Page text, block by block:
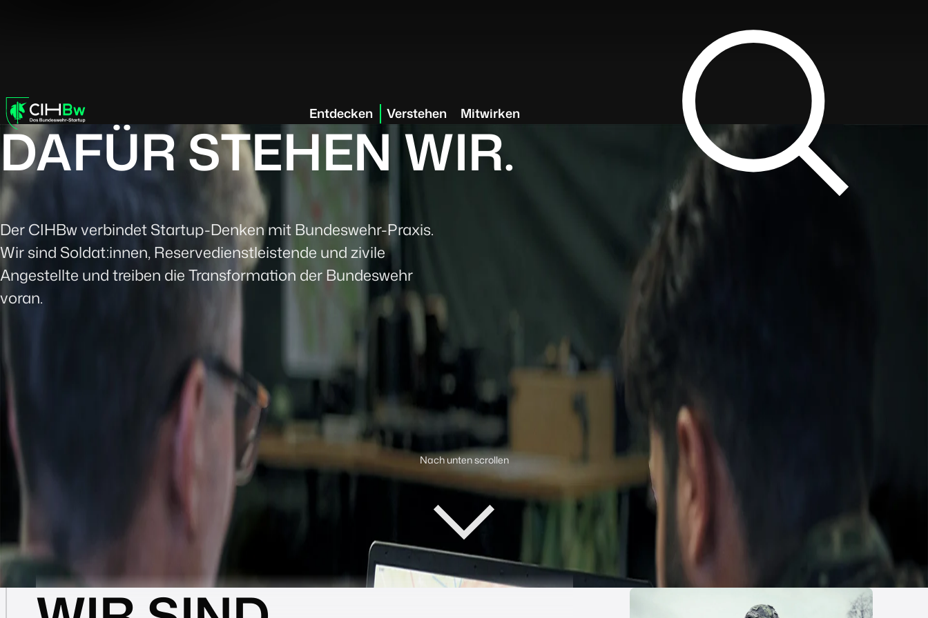
Entdecken Verstehen Mitwirken
DAFÜR STEHEN WIR.
Der CIHBw verbindet Startup-Denken mit Bundeswehr-Praxis.
Wir sind Soldat:innen, Reservedienstleistende und zivile
Angestellte und treiben die Transformation der Bundeswehr
voran.
Nach unten scrollen